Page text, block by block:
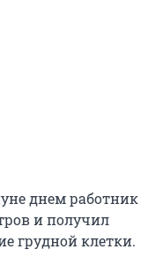
днем работник
и получил
грудной клетки.